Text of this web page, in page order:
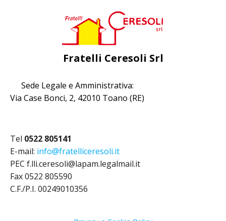
Fratelli Ceresoli Srl
Sede Legale e Amministrativa:
Via Case Bonci, 2, 42010 Toano (RE)
Tel 0522 805141
E-mail: info@fratelliceresoli.it
PEC f.lli.ceresoli@lapam.legalmail.it
Fax 0522 805590
C.F./P.I. 00249010356